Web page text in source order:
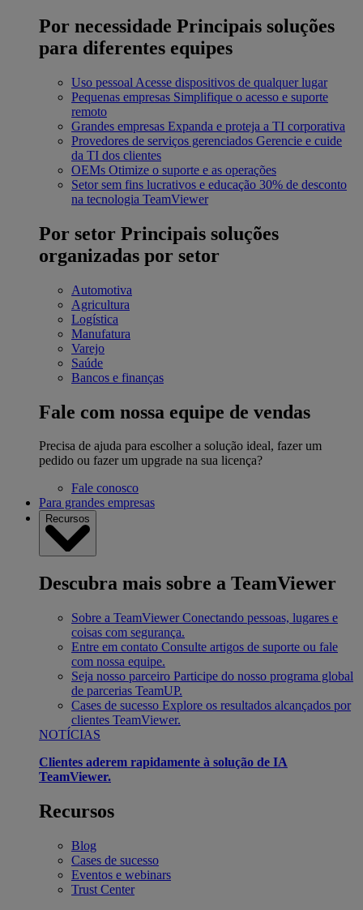
Por necessidade Principais soluções
para diferentes equipes
Uso pessoal Acesse dispositivos de qualquer lugar
Pequenas empresas Simplifique o acesso e suporte
remoto
Grandes empresas Expanda e proteja a TI corporativa
Provedores de serviços gerenciados Gerencie e cuide
da TI dos clientes
OEMs Otimize o suporte e as operações
Setor sem fins lucrativos e educação 30% de desconto
na tecnologia TeamViewer
Por setor Principais soluções
organizadas por setor
Automotiva
Agricultura
Logística
Manufatura
Varejo
Saúde
Bancos e finanças
Fale com nossa equipe de vendas
Precisa de ajuda para escolher a solução ideal, fazer um
pedido ou fazer um upgrade na sua licença?
Fale conosco
Para grandes empresas
Recursos
Descubra mais sobre a TeamViewer
Sobre a TeamViewer Conectando pessoas, lugares e
coisas com segurança.
Entre em contato Consulte artigos de suporte ou fale
com nossa equipe.
Seja nosso parceiro Participe do nosso programa global
de parcerias TeamUP.
Cases de sucesso Explore os resultados alcançados por
clientes TeamViewer.
NOTÍCIAS
Clientes aderem rapidamente à solução de IA
TeamViewer.
Recursos
Blog
Cases de sucesso
Eventos e webinars
Trust Center